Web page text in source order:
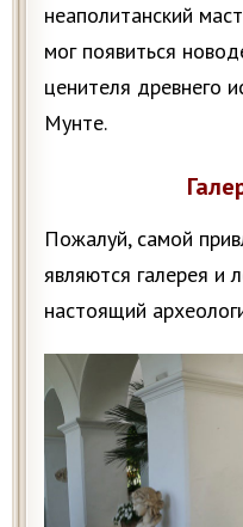
неаполитанский
мог появиться
ценителя древнего
Мунте.
Пожалуй, самой
являются галерея и
настоящий